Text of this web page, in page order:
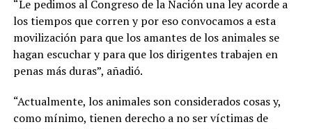
“Le pedimos al Congreso de la Nación una ley acorde a
los tiempos que corren y por eso convocamos a esta
movilización para que los amantes de los animales se
hagan escuchar y para que los dirigentes trabajen en
penas más duras”, añadió.
“Actualmente, los animales son considerados cosas y,
como mínimo, tienen derecho a no ser víctimas de